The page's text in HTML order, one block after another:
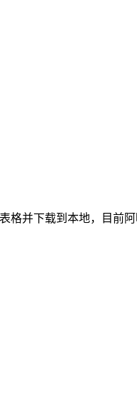
并下载到本地，目前